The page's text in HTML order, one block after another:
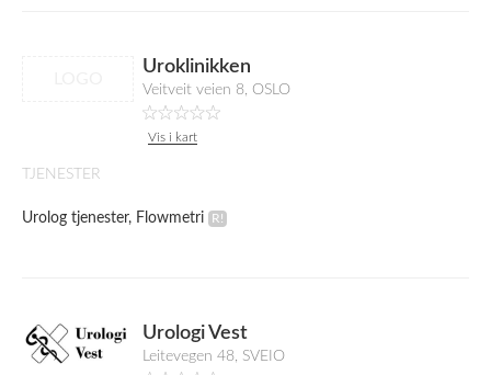
Uroklinikken
Veitveit veien 8, OSLO
Vis i kart
TJENESTER
Urolog tjenester, Flowmetri
Urologi Vest
Leitevegen 48, SVEIO